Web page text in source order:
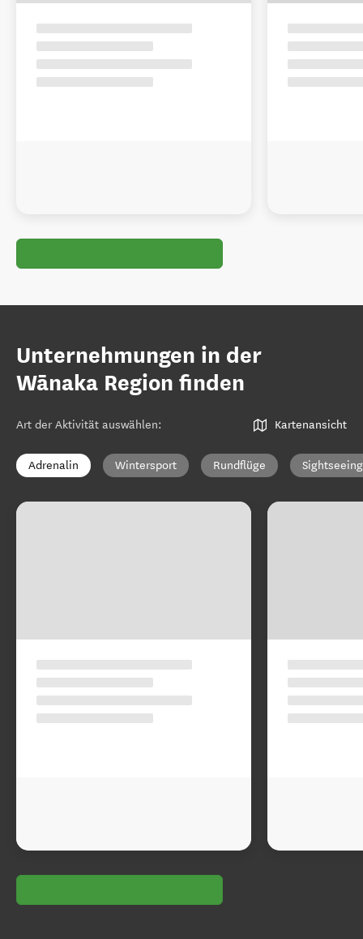
Unternehmungen in der
Wānaka Region finden
Art der Aktivität auswählen: Kartenansicht
Adrenalin Wintersport Rundflüge Sightseeing